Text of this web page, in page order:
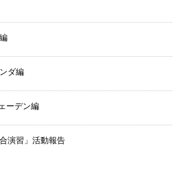
ダ編
ーデン編
演習」活動報告